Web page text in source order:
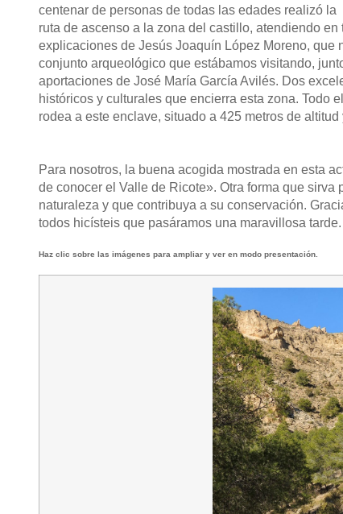
centenar de personas de todas las edades realizó la
ruta de ascenso a la zona del castillo, atendiendo en
explicaciones de Jesús Joaquín López Moreno, que
conjunto arqueológico que estábamos visitando,
aportaciones de José María García Avilés. Dos
históricos y culturales que encierra esta zona. Todo
rodea a este enclave, situado a 425 metros de
Para nosotros, la buena acogida mostrada en esta
de conocer el Valle de Ricote». Otra forma que
naturaleza y que contribuya a su conservación.
todos hicísteis que pasáramos una maravillosa
Haz clic sobre las imágenes para ampliar y ver en modo presentación.